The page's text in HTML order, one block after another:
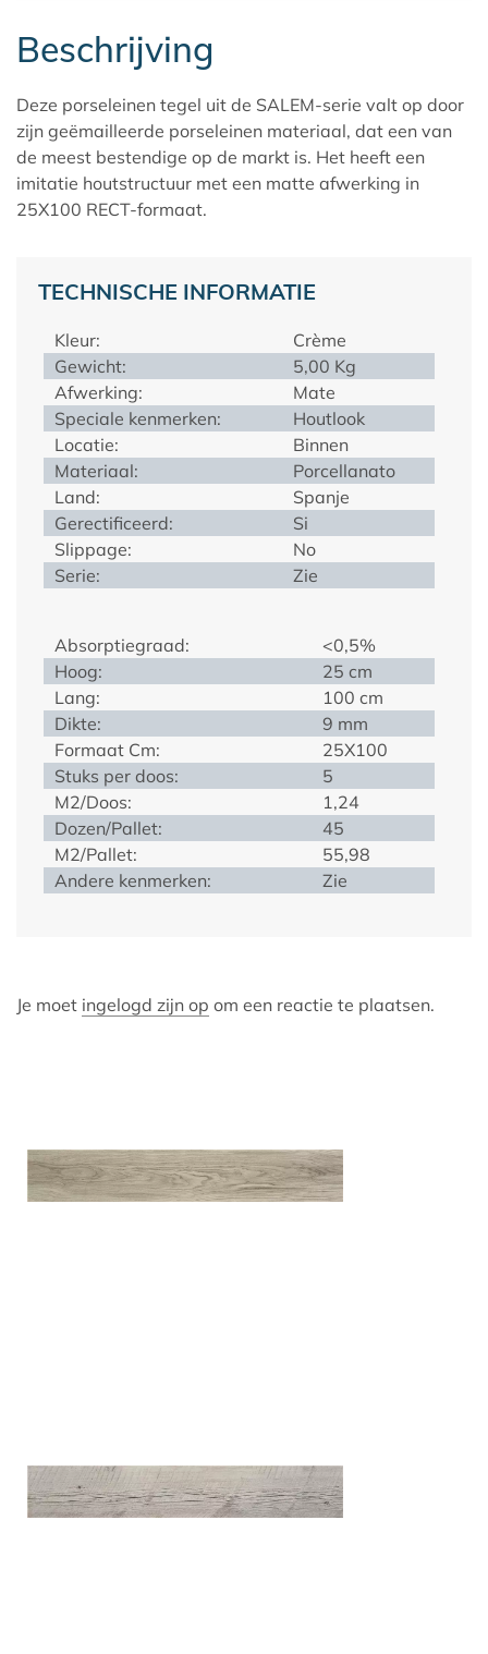
Beschrijving
Deze porseleinen tegel uit de SALEM-serie valt op door
zijn geëmailleerde porseleinen materiaal, dat een van
de meest bestendige op de markt is. Het heeft een
imitatie houtstructuur met een matte afwerking in
25X100 RECT-formaat.
TECHNISCHE INFORMATIE
Kleur:
Crème
Gewicht:
5,00 Kg
Afwerking:
Mate
Speciale kenmerken:
Houtlook
Locatie:
Binnen
Materiaal:
Porcellanato
Land:
Spanje
Gerectificeerd:
Si
Slippage:
No
Serie:
Zie
Absorptiegraad:
<0,5%
Hoog:
25 cm
Lang:
100 cm
Dikte:
9 mm
Formaat Cm:
25X100
Stuks per doos:
5
M2/Doos:
1,24
Dozen/Pallet:
45
M2/Pallet:
55,98
Andere kenmerken:
Zie
Je moet ingelogd zijn op om een reactie te plaatsen.